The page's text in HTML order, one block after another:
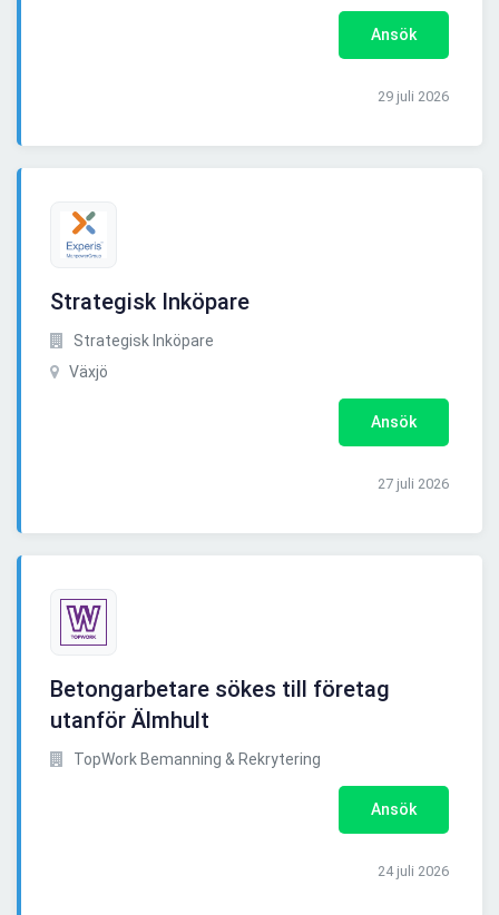
Ansök
29 juli 2026
Strategisk Inköpare
Strategisk Inköpare
Växjö
Ansök
27 juli 2026
Betongarbetare sökes till företag
utanför Älmhult
TopWork Bemanning & Rekrytering
Ansök
24 juli 2026